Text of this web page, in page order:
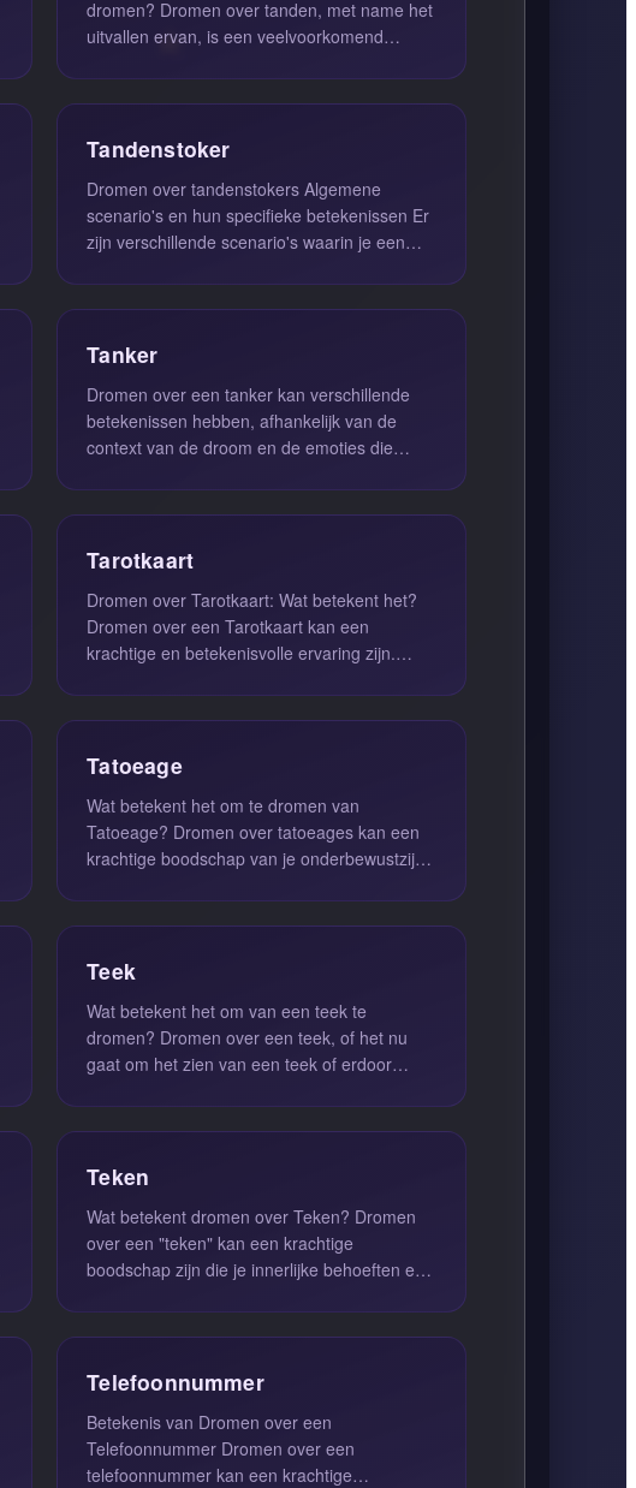
dromen? Dromen over tanden, met name het
uitvallen ervan, is een veelvoorkomend
Tandenstoker
Dromen over tandenstokers Algemene
scenario's en hun specifieke betekenissen Er
zijn verschillende scenario's waarin je een
Tanker
Dromen over een tanker kan verschillende
betekenissen hebben, afhankelijk van de
context van de droom en de emoties die
Tarotkaart
Dromen over Tarotkaart: Wat betekent het?
Dromen over een Tarotkaart kan een
krachtige en betekenisvolle ervaring zijn.
Tatoeage
Wat betekent het om te dromen van
Tatoeage? Dromen over tatoeages kan een
krachtige boodschap van je onderbewustzijn
Teek
Wat betekent het om van een teek te
dromen? Dromen over een teek, of het nu
gaat om het zien van een teek of erdoor
Teken
Wat betekent dromen over Teken? Dromen
over een "teken" kan een krachtige
boodschap zijn die je innerlijke behoeften en
Telefoonnummer
Betekenis van Dromen over een
Telefoonnummer Dromen over een
telefoonnummer kan een krachtige